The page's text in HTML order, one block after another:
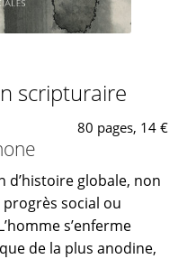
scripturaire
80 pages, 14 €
globale, non
social ou
s’enferme
de la plus anodine,